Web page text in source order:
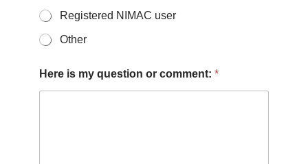
Registered NIMAC user
Other
Here is my question or comment: *